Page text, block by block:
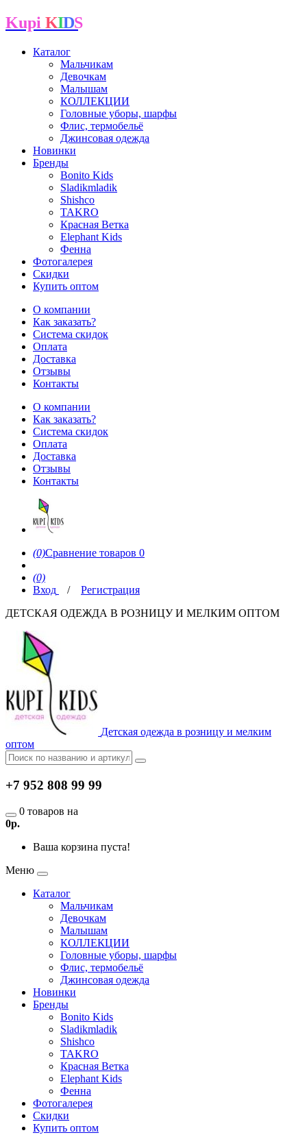
Kupi K I D S
Каталог
Мальчикам
Девочкам
Малышам
КОЛЛЕКЦИИ
Головные уборы, шарфы
Флис, термобельё
Джинсовая одежда
Новинки
Бренды
Bonito Kids
Sladikmladik
Shishco
TAKRO
Красная Ветка
Elephant Kids
Фенна
Фотогалерея
Скидки
Купить оптом
О компании
Как заказать?
Система скидок
Оплата
Доставка
Отзывы
Контакты
О компании
Как заказать?
Система скидок
Оплата
Доставка
Отзывы
Контакты
(0)Сравнение товаров 0
(0)
Вход
/
Регистрация
ДЕТСКАЯ ОДЕЖДА В РОЗНИЦУ И МЕЛКИМ ОПТОМ
Детская одежда в розницу и мелким
оптом
+7 952 808 99 99
0 товаров на
0р.
Ваша корзина пуста!
Меню
Каталог
Мальчикам
Девочкам
Малышам
КОЛЛЕКЦИИ
Головные уборы, шарфы
Флис, термобельё
Джинсовая одежда
Новинки
Бренды
Bonito Kids
Sladikmladik
Shishco
TAKRO
Красная Ветка
Elephant Kids
Фенна
Фотогалерея
Скидки
Купить оптом